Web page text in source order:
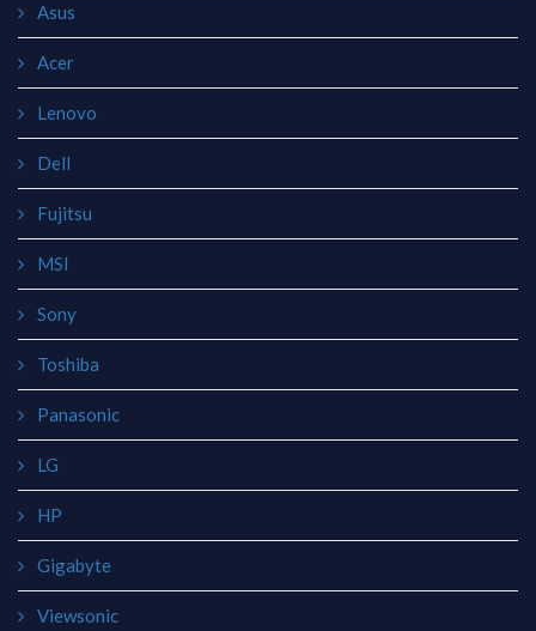
Asus
Acer
Lenovo
Dell
Fujitsu
MSI
Sony
Toshiba
Panasonic
LG
HP
Gigabyte
Viewsonic